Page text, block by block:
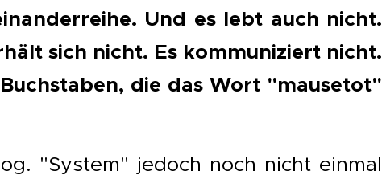
Und es lebt auch nicht.
sich nicht. Es kommuniziert nicht.
die das Wort "mausetot"
"System" jedoch noch nicht einmal